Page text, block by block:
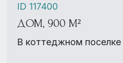
ДОМ, 900 М²
В коттеджном
ID 117400